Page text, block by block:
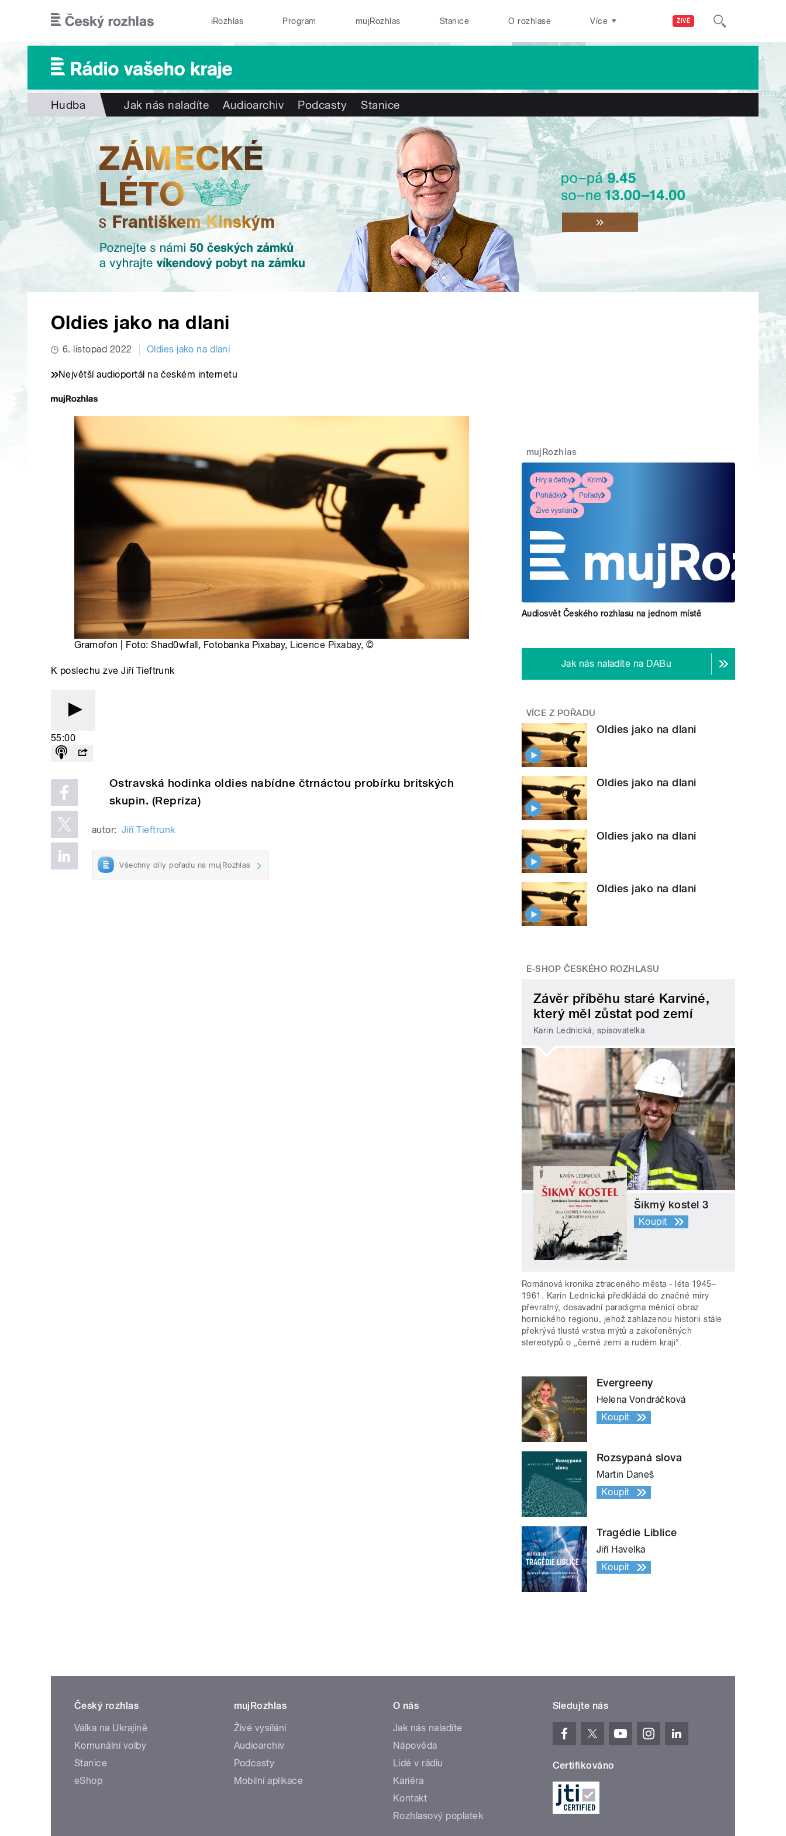
ŽIVĚ
iRozhlas Program mujRozhlas Stanice O rozhlase Více
Hudba Jak nás naladíte Audioarchiv Podcasty Stanice
Oldies jako na dlani
6. listopad 2022 Oldies jako na dlani
Největší audioportál na českém internetu
Gramofon | Foto: Shad0wfall, Fotobanka Pixabay, Licence Pixabay,©
K poslechu zve Jiří Tieftrunk
55:00
Ostravská hodinka oldies nabídne čtrnáctou probírku britských
skupin. (Repríza)
autor: Jiří Tieftrunk
Všechny díly pořadu na mujRozhlas
mujRozhlas
Hry a četby
Krimi
Pohádky
Pořady
Živé vysílání
Audiosvět Českého rozhlasu na jednom místě
Jak nás naladíte na DABu
VÍCE Z POŘADU
Oldies jako na dlani
Oldies jako na dlani
Oldies jako na dlani
Oldies jako na dlani
E-SHOP ČESKÉHO ROZHLASU
Závěr příběhu staré Karviné,
který měl zůstat pod zemí
Karin Lednická, spisovatelka
Šikmý kostel 3
Koupit
Románová kronika ztraceného města - léta 1945–
1961. Karin Lednická předkládá do značné míry
převratný, dosavadní paradigma měnící obraz
hornického regionu, jehož zahlazenou historii stále
překrývá tlustá vrstva mýtů a zakořeněných
stereotypů o „černé zemi a rudém kraji“.
Evergreeny
Helena Vondráčková
Koupit
Rozsypaná slova
Martin Daneš
Koupit
Tragédie Liblice
Jiří Havelka
Koupit
Český rozhlas
Válka na Ukrajině
Komunální volby
Stanice
eShop
mujRozhlas
Živé vysílání
Audioarchiv
Podcasty
Mobilní aplikace
O nás
Jak nás naladíte
Nápověda
Lidé v rádiu
Kariéra
Kontakt
Rozhlasový poplatek
Sledujte nás
Certifikováno